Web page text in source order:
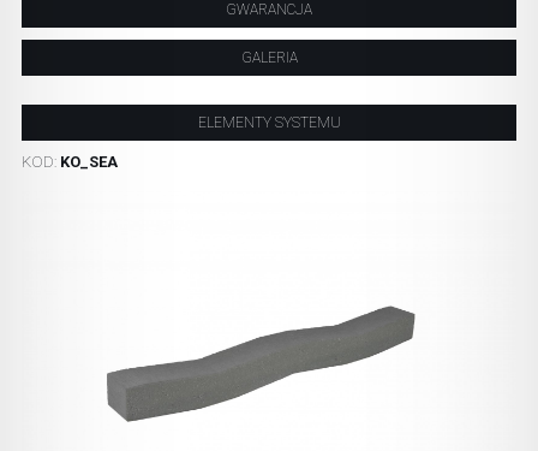
GWARANCJA
GALERIA
ELEMENTY SYSTEMU
KOD: KO_SEA